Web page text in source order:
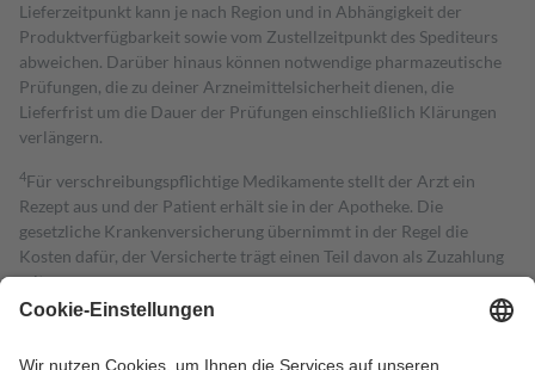
Lieferzeitpunkt kann je nach Region und in Abhängigkeit der
Produktverfügbarkeit sowie vom Zustellzeitpunkt des Spediteurs
abweichen. Darüber hinaus können notwendige pharmazeutische
Prüfungen, die zu deiner Arzneimittelsicherheit dienen, die
Lieferfrist um die Dauer der Prüfungen einschließlich Klärungen
verlängern.
4Für verschreibungspflichtige Medikamente stellt der Arzt ein
Rezept aus und der Patient erhält sie in der Apotheke. Die
gesetzliche Krankenversicherung übernimmt in der Regel die
Kosten dafür, der Versicherte trägt einen Teil davon als Zuzahlung
mit.
Grundsätzlich leisten Mitglieder Zuzahlungen in Höhe von zehn
höchstens zehn Euro.
Es sind jedoch nie mehr als die tatsächlichen